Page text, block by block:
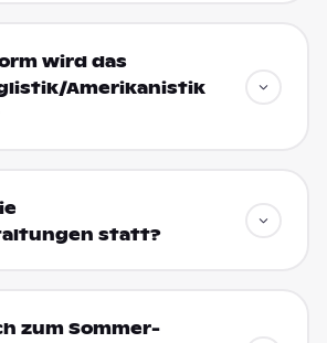
wird das
Amerikanistik
statt?
zum Sommer-